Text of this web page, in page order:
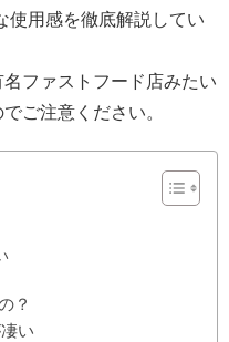
使用感を徹底解説してい
ファストフード店みたい
ご注意ください。
？
い